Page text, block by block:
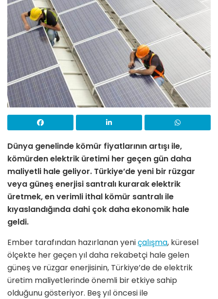
Dünya genelinde kömür fiyatlarının artışı ile,
kömürden elektrik üretimi her geçen gün daha
maliyetli hale geliyor. Türkiye’de yeni bir rüzgar
veya güneş enerjisi santralı kurarak elektrik
üretmek, en verimli ithal kömür santralı ile
kıyaslandığında dahi çok daha ekonomik hale
geldi.
Ember tarafından hazırlanan yeniçalışma, küresel
ölçekte her geçen yıl daha rekabetçi hale gelen
güneş ve rüzgar enerjisinin, Türkiye’de de elektrik
üretim maliyetlerinde önemli bir etkiye sahip
olduğunu gösteriyor. Beş yıl öncesi ile